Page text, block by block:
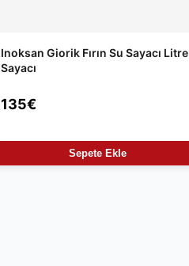
Inoksan Giorik Fırın Su Sayacı Litre
Sayacı
135€
Sepete Ekle